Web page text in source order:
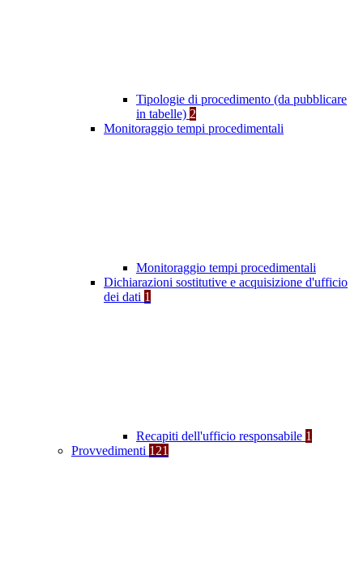
Tipologie di procedimento (da pubblicare
in tabelle) 2
Monitoraggio tempi procedimentali
Monitoraggio tempi procedimentali
Dichiarazioni sostitutive e acquisizione d'ufficio
dei dati 1
Recapiti dell'ufficio responsabile 1
Provvedimenti 121